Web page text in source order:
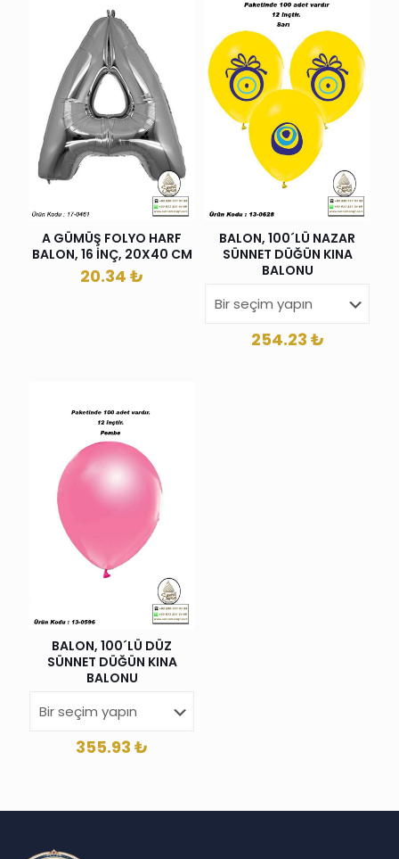
A GÜMÜŞ FOLYO HARF
BALON, 16 İNÇ, 20X40 CM
20.34 ₺
BALON, 100´LÜ NAZAR
SÜNNET DÜĞÜN KINA
BALONU
254.23 ₺
BALON, 100´LÜ DÜZ
SÜNNET DÜĞÜN KINA
BALONU
355.93 ₺